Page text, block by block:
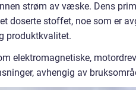
strøm av væske. Dens
doserte stoffet, noe som er
produktkvalitet.
elektromagnetiske,
avhengig av